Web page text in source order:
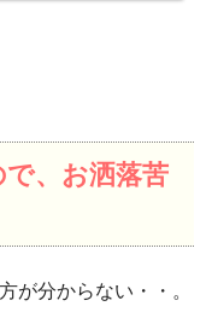
、お洒落苦
が分からない・・。